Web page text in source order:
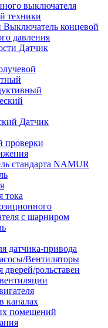
выключателя
техники
Выключатель концевой
давления
Датчик
Датчик
проверки
стандарта NAMUR
тока
с шарниром
датчика-привода
Вентиляторы
дверей/рольставен
каналах
помещений